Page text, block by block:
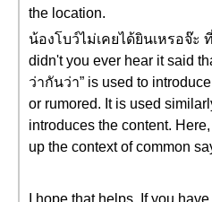
the location.
น้องโบว์ไม่เคยได้ยินเหรอจ๊ะ
didn't you ever hear it said
ว่ากันว่า” is used to
or rumored. It is used
introduces the content.
up the context of common
I hope that helps. If you